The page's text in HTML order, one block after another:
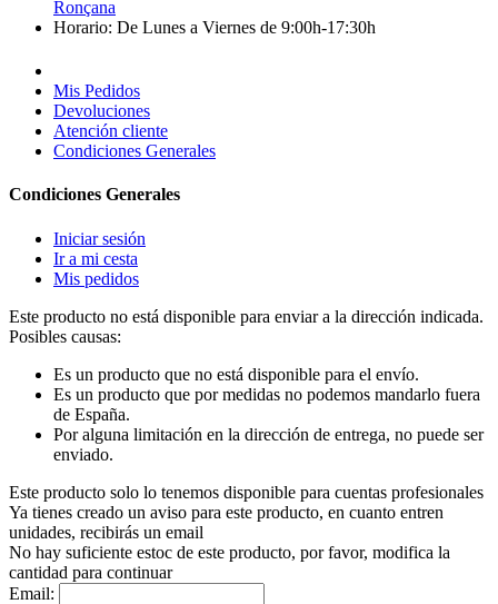
Ronçana
Horario: De Lunes a Viernes de 9:00h-17:30h
Mis Pedidos
Devoluciones
Atención cliente
Condiciones Generales
Condiciones Generales
Iniciar sesión
Ir a mi cesta
Mis pedidos
Este producto no está disponible para enviar a la dirección indicada.
Posibles causas:
Es un producto que no está disponible para el envío.
Es un producto que por medidas no podemos mandarlo fuera
de España.
Por alguna limitación en la dirección de entrega, no puede ser
enviado.
Este producto solo lo tenemos disponible para cuentas profesionales
Ya tienes creado un aviso para este producto, en cuanto entren
unidades, recibirás un email
No hay suficiente estoc de este producto, por favor, modifica la
cantidad para continuar
Email: